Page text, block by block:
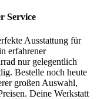
Service
Ausstattung für
erfahrener
nur gelegentlich
Bestelle noch heute
großen Auswahl,
Deine Werkstatt